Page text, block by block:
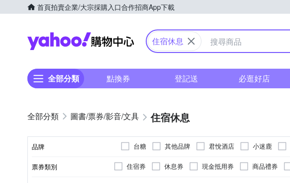
首頁拍賣企業/大宗採購入口合作招商App下載
Yahoo購物中心
住宿休息
全部分類 點換券 登記送 必逛好店
圖書/票券/影音/文具 住宿休息
品牌 台糖 其他品牌 君悅酒店 小迷鹿
礁溪長榮鳳凰酒店
福容大飯店 空中花園
票券類別 住宿券 休息券 現金抵用券 商品禮券